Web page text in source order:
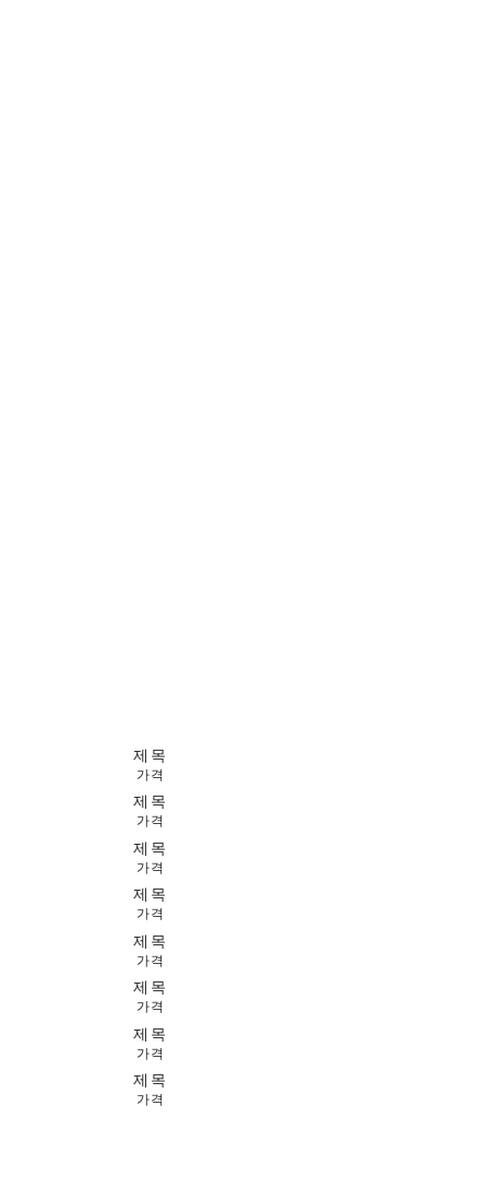
제목
가격
제목
가격
제목
가격
제목
가격
제목
가격
제목
가격
제목
가격
제목
가격